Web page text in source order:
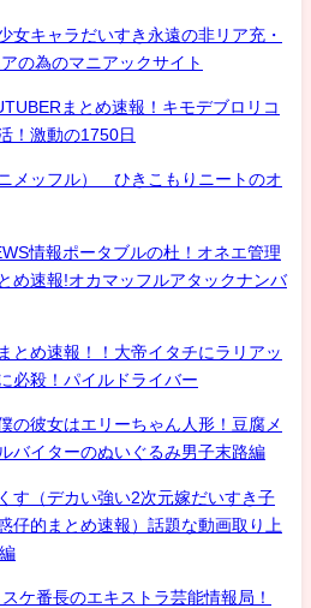
女キャラだいすき永遠の非リア充・
の為のマニアックサイト
まとめ速報！キモデブロリコ
！激動の1750日
メッフル） ひきこもりニートのオ
情報ポータブルの杜！オネエ管理
め速報!オカマッフルアタックナンバ
とめ速報！！大帝イタチにラリアッ
必殺！パイルドライバー
彼女はエリーちゃん人形！豆腐メ
バイターのぬいぐるみ男子末路編
す（デカい強い2次元嫁だいすき子
仔的まとめ速報）話題な動画取り上
ケ番長のエキストラ芸能情報局！